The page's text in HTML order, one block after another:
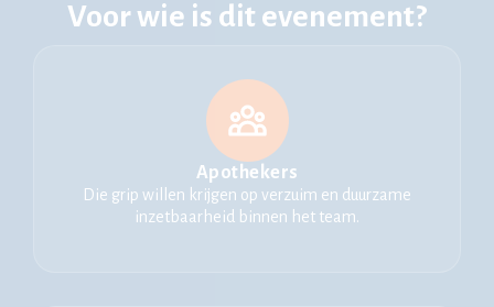
Locatie: Weidum
Voor wie is dit evenement?
Apothekers
Die grip willen krijgen op verzuim en duurzame
inzetbaarheid binnen het team.